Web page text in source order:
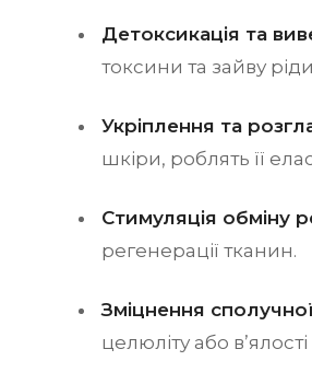
Детоксикація та
токсини та зайву
Укріплення та
шкіри, роблять її
Стимуляція обміну
регенерації тканин.
Зміцнення
целюліту або